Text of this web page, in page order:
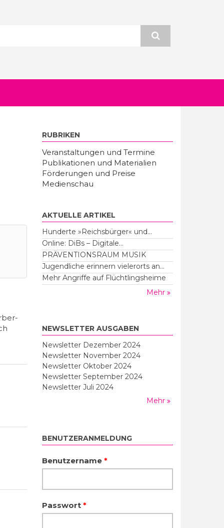
RUBRIKEN
Veranstaltungen und Termine
Publikationen und Materialien
Förderungen und Preise
Medienschau
AKTUELLE ARTIKEL
Hunderte »Reichsbürger« und...
Online: DiBs – Digitale...
PRÄVENTIONSRAUM MUSIK
Jugendliche erinnern vielerorts an...
Mehr Angriffe auf Flüchtlingsheime
Mehr
NEWSLETTER AUSGABEN
Newsletter Dezember 2024
Newsletter November 2024
Newsletter Oktober 2024
Newsletter September 2024
Newsletter Juli 2024
Mehr
BENUTZERANMELDUNG
Benutzername *
Passwort *